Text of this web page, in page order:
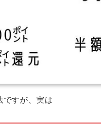
ですが、実は